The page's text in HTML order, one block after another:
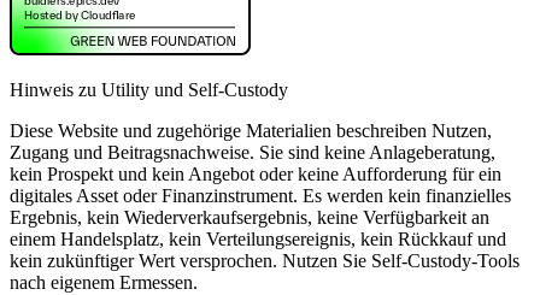
Hinweis zu Utility und Self-Custody
Diese Website und zugehörige Materialien beschreiben Nutzen,
Zugang und Beitragsnachweise. Sie sind keine Anlageberatung,
kein Prospekt und kein Angebot oder keine Aufforderung für ein
digitales Asset oder Finanzinstrument. Es werden kein finanzielles
Ergebnis, kein Wiederverkaufsergebnis, keine Verfügbarkeit an
einem Handelsplatz, kein Verteilungsereignis, kein Rückkauf und
kein zukünftiger Wert versprochen. Nutzen Sie Self-Custody-Tools
nach eigenem Ermessen.